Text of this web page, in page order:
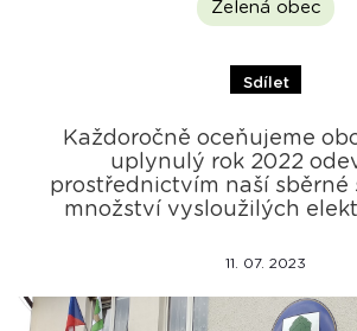
Zelená obec
Sdílet
Každoročně oceňujeme
uplynulý rok 2022
prostřednictvím naší sběrné
množství vysloužilých
11. 07. 2023